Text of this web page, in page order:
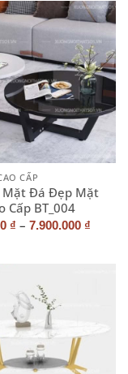
CẤP
Mặt Đá Đẹp Mặt
Cấp BT_004
₫ – 7.900.000 ₫